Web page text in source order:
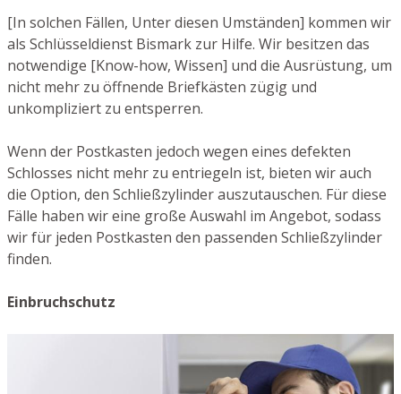
[In solchen Fällen, Unter diesen Umständen] kommen wir
als Schlüsseldienst Bismark zur Hilfe. Wir besitzen das
notwendige [Know-how, Wissen] und die Ausrüstung, um
nicht mehr zu öffnende Briefkästen zügig und
unkompliziert zu entsperren.
Wenn der Postkasten jedoch wegen eines defekten
Schlosses nicht mehr zu entriegeln ist, bieten wir auch
die Option, den Schließzylinder auszutauschen. Für diese
Fälle haben wir eine große Auswahl im Angebot, sodass
wir für jeden Postkasten den passenden Schließzylinder
finden.
Einbruchschutz